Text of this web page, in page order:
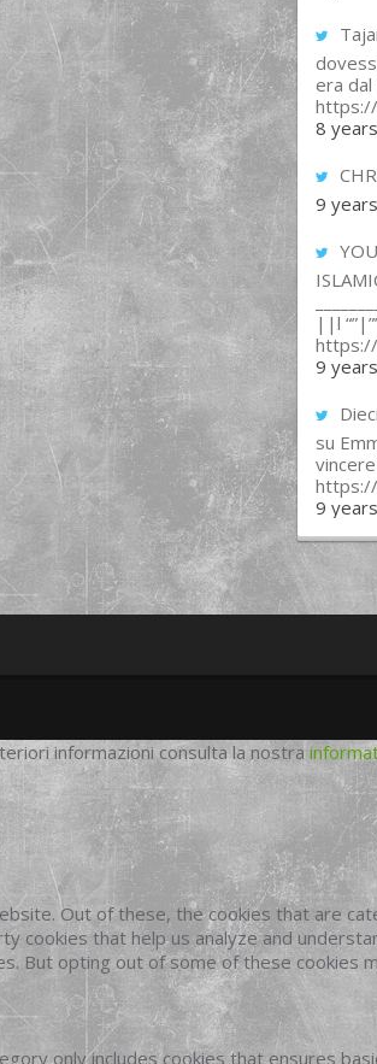
era dal
8
9
||l
9
su
9
informazioni consulta la nostra
Out of these, the cookies that are
that help us analyze and
But opting out of some of these cookies
only includes cookies that ensures